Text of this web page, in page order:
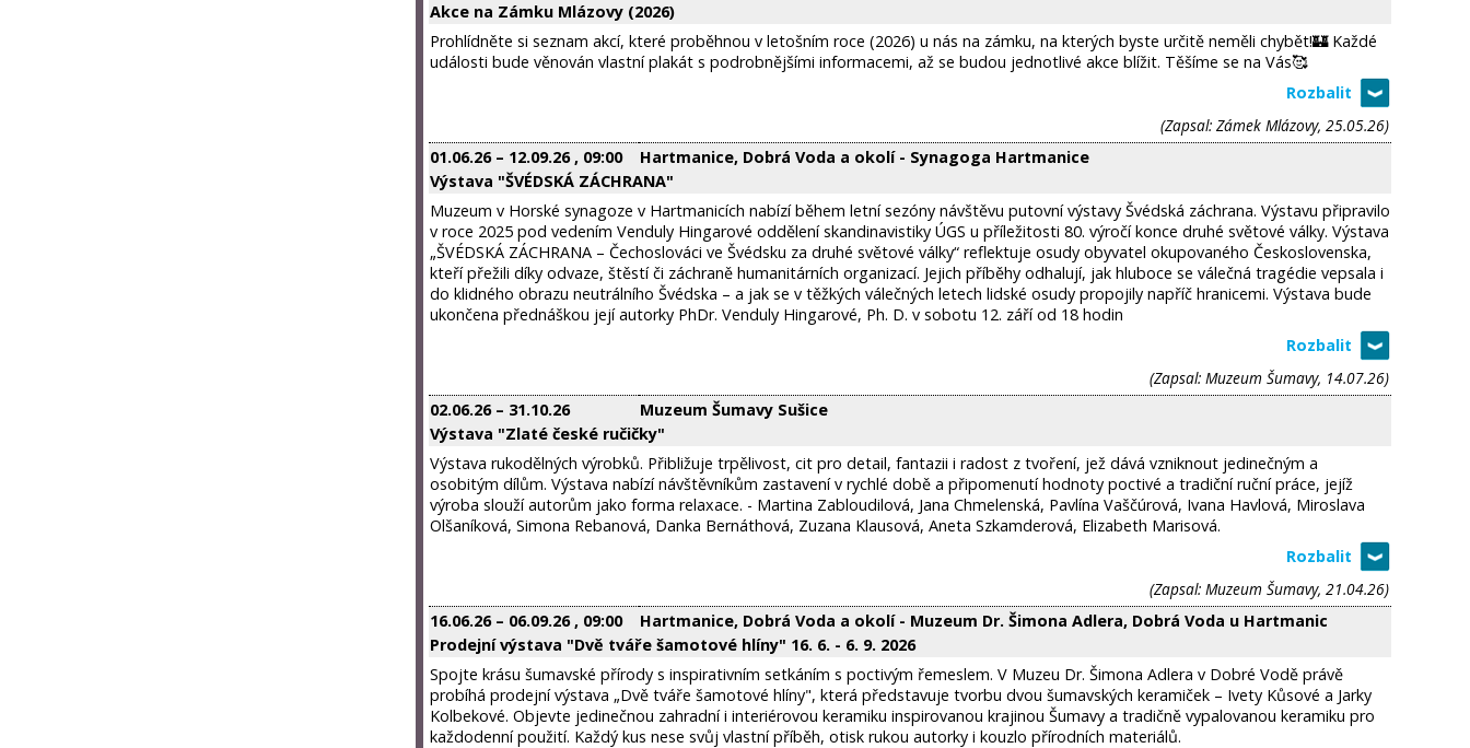
Akce na Zámku Mlázovy (2026)
Prohlídněte si seznam akcí, které proběhnou v letošním roce (2026) u nás na zámku, na kterých byste určitě neměli chybět!🏰 Každé
události bude věnován vlastní plakát s podrobnějšími informacemi, až se budou jednotlivé akce blížit. Těšíme se na Vás🥰
(Zapsal: Zámek Mlázovy, 25.05.26)
01.06.26– 12.09.26, 09:00
Hartmanice, Dobrá Voda a okolí - Synagoga Hartmanice
Výstava "ŠVÉDSKÁ ZÁCHRANA"
Muzeum v Horské synagoze v Hartmanicích nabízí během letní sezóny návštěvu putovní výstavy Švédská záchrana. Výstavu připravilo
v roce 2025 pod vedením Venduly Hingarové oddělení skandinavistiky ÚGS u příležitosti 80. výročí konce druhé světové války. Výstava
„ŠVÉDSKÁ ZÁCHRANA – Čechoslováci ve Švédsku za druhé světové války“ reflektuje osudy obyvatel okupovaného Československa,
kteří přežili díky odvaze, štěstí či záchraně humanitárních organizací. Jejich příběhy odhalují, jak hluboce se válečná tragédie vepsala i
do klidného obrazu neutrálního Švédska – a jak se v těžkých válečných letech lidské osudy propojily napříč hranicemi. Výstava bude
ukončena přednáškou její autorky PhDr. Venduly Hingarové, Ph. D. v sobotu 12. září od 18 hodin
(Zapsal: Muzeum Šumavy, 14.07.26)
02.06.26– 31.10.26
Muzeum Šumavy Sušice
Výstava "Zlaté české ručičky"
Výstava rukodělných výrobků. Přibližuje trpělivost, cit pro detail, fantazii i radost z tvoření, jež dává vzniknout jedinečným a
osobitým dílům. Výstava nabízí návštěvníkům zastavení v rychlé době a připomenutí hodnoty poctivé a tradiční ruční práce, jejíž
výroba slouží autorům jako forma relaxace. - Martina Zabloudilová, Jana Chmelenská, Pavlína Vaščúrová, Ivana Havlová, Miroslava
Olšaníková, Simona Rebanová, Danka Bernáthová, Zuzana Klausová, Aneta Szkamderová, Elizabeth Marisová.
(Zapsal: Muzeum Šumavy, 21.04.26)
16.06.26– 06.09.26, 09:00
Hartmanice, Dobrá Voda a okolí - Muzeum Dr. Šimona Adlera, Dobrá Voda u Hartmanic
Prodejní výstava "Dvě tváře šamotové hlíny" 16. 6. - 6. 9. 2026
Spojte krásu šumavské přírody s inspirativním setkáním s poctivým řemeslem. V Muzeu Dr. Šimona Adlera v Dobré Vodě právě
probíhá prodejní výstava „Dvě tváře šamotové hlíny", která představuje tvorbu dvou šumavských keramiček – Ivety Kůsové a Jarky
Kolbekové. Objevte jedinečnou zahradní i interiérovou keramiku inspirovanou krajinou Šumavy a tradičně vypalovanou keramiku pro
každodenní použití. Každý kus nese svůj vlastní příběh, otisk rukou autorky i kouzlo přírodních materiálů.